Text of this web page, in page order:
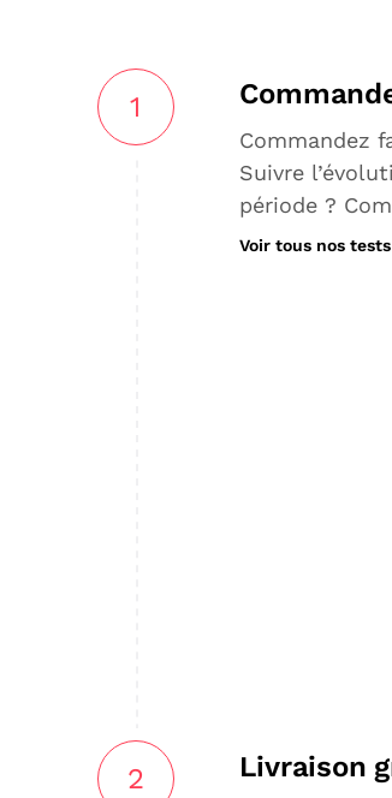
1
Commandez
Suivre
période ?
Voir tous nos tests
2 Livraison